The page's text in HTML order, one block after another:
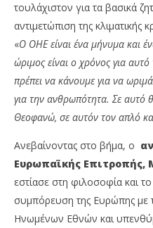
τουλάχιστον για τα βασικά
αντιμετώπιση της κλιματικής
«Ο ΟΗΕ είναι ένα μήνυμα και
ώριμος είναι ο χρόνος για
πρέπει να κάνουμε για να
για την ανθρωπότητα. Σε αυτό
Θεοφανώ, σε αυτόν τον απλό
Ανεβαίνοντας στο βήμα, ο
Ευρωπαϊκής Επιτροπής,
εστίασε στη φιλοσοφία και
συμπόρευση της Ευρώπης με
Ηνωμένων Εθνών και